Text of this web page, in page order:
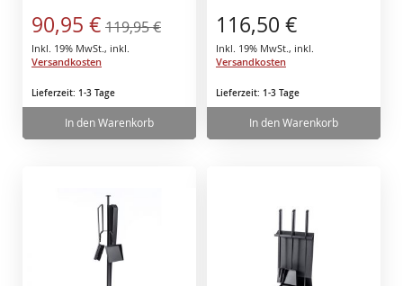
Sonderangebot
90,95 € 119,95 €
Inkl. 19% MwSt. , inkl.
Versandkosten
Lieferzeit: 1-3 Tage
In den Warenkorb
116,50 €
Inkl. 19% MwSt. , inkl.
Versandkosten
Lieferzeit: 1-3 Tage
In den Warenkorb